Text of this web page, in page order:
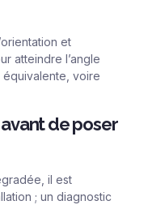
et
atteindre l’angle
voire
de poser
il est
; un diagnostic